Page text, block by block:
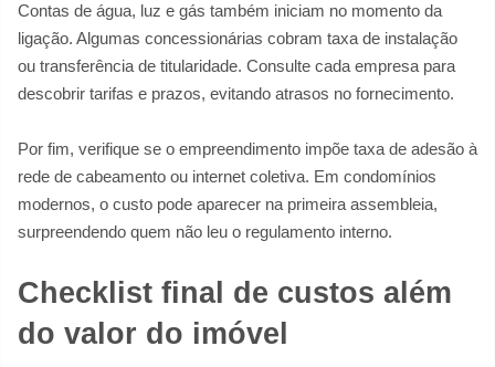
Contas de água, luz e gás também iniciam no momento da
ligação. Algumas concessionárias cobram taxa de instalação
ou transferência de titularidade. Consulte cada empresa para
descobrir tarifas e prazos, evitando atrasos no fornecimento.
Por fim, verifique se o empreendimento impõe taxa de adesão à
rede de cabeamento ou internet coletiva. Em condomínios
modernos, o custo pode aparecer na primeira assembleia,
surpreendendo quem não leu o regulamento interno.
Checklist final de custos além
do valor do imóvel